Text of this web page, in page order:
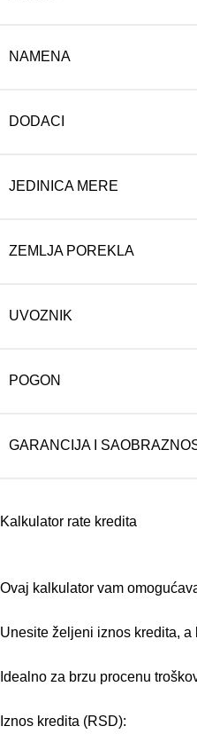
NAMENA
DODACI
JEDINICA MERE
ZEMLJA POREKLA
UVOZNIK
POGON
GARANCIJA I
Kalkulator rate kredita
Ovaj kalkulator vam
Unesite željeni iznos kredita,
Idealno za brzu procenu
Iznos kredita (RSD):